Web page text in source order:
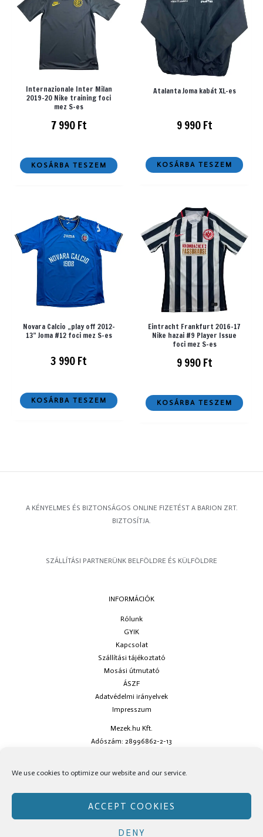
We use cookies to optimize our website and our service.
ACCEPT COOKIES
DENY
Internazionale Inter Milan
2019-20 Nike training foci
mez S-es
7 990Ft
KOSÁRBA TESZEM
Atalanta Joma kabát XL-es
9 990Ft
KOSÁRBA TESZEM
Novara Calcio „play off 2012-
13” Joma #12 foci mez S-es
3 990Ft
KOSÁRBA TESZEM
Eintracht Frankfurt 2016-17
Nike hazai #9 Player Issue
foci mez S-es
9 990Ft
KOSÁRBA TESZEM
A KÉNYELMES ÉS BIZTONSÁGOS ONLINE FIZETÉST A BARION ZRT.
BIZTOSÍTJA.
SZÁLLÍTÁSI PARTNERÜNK BELFÖLDRE ÉS KÜLFÖLDRE
INFORMÁCIÓK
Rólunk
GYIK
Kapcsolat
Szállítási tájékoztató
Mosási útmutató
ÁSZF
Adatvédelmi irányelvek
Impresszum
Mezek.hu Kft.
Adószám: 28996862-2-13
social oldalainkon!
Copyright © Mezek.hu 2026 Mezek.hu